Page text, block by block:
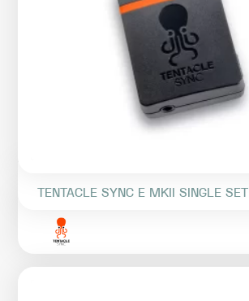
TENTACLE SYNC E MKII SINGLE SET